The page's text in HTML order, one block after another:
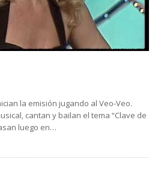
la emisión jugando al Veo-Veo.
cantan y bailan el tema “Clave de
luego en…